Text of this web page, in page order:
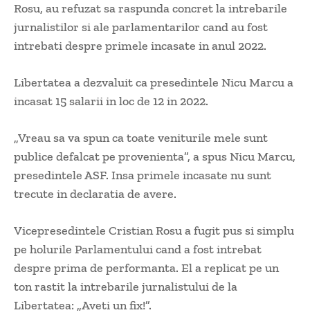
Rosu, au refuzat sa raspunda concret la intrebarile
jurnalistilor si ale parlamentarilor cand au fost
intrebati despre primele incasate in anul 2022.
Libertatea a dezvaluit ca presedintele Nicu Marcu a
incasat 15 salarii in loc de 12 in 2022.
„Vreau sa va spun ca toate veniturile mele sunt
publice defalcat pe provenienta”, a spus Nicu Marcu,
presedintele ASF. Insa primele incasate nu sunt
trecute in declaratia de avere.
Vicepresedintele Cristian Rosu a fugit pus si simplu
pe holurile Parlamentului cand a fost intrebat
despre prima de performanta. El a replicat pe un
ton rastit la intrebarile jurnalistului de la
Libertatea: „Aveti un fix!”.